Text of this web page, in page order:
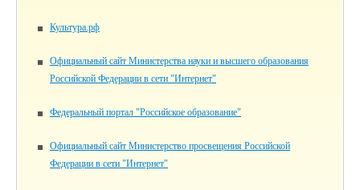
Культура.рф
Официальный сайт Министерства науки и высшего образования
Российской Федерации в сети "Интернет"
Федеральный портал "Российское образование"
Официальный сайт Министерство просвещения Российской
Федерации в сети "Интернет"